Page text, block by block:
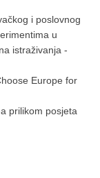
i poslovnog
u
istraživanja -
Europe for
prilikom posjeta